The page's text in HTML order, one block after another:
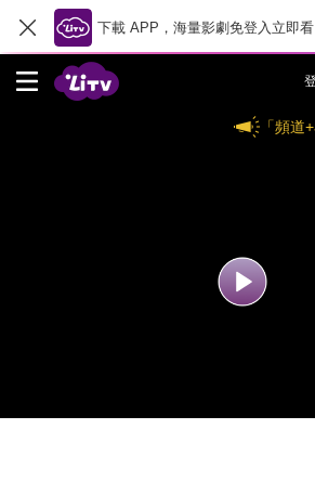
下載 APP，海量影劇免登入立即看
「頻